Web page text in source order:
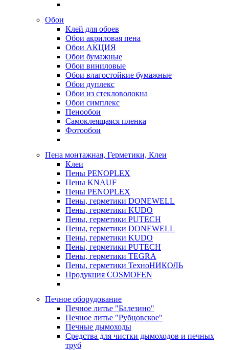
Обои
Клей для обоев
Обои акриловая пена
Обои АКЦИЯ
Обои бумажные
Обои виниловые
Обои влагостойкие бумажные
Обои дуплекс
Обои из стекловолокна
Обои симплекс
Пенообои
Самоклеящаяся пленка
Фотообои
Пена монтажная, Герметики, Клеи
Клеи
Пены PENOPLEX
Пены KNAUF
Пены PENOPLEX
Пены, герметики DONEWELL
Пены, герметики KUDO
Пены, герметики PUTECH
Пены, герметики DONEWELL
Пены, герметики KUDO
Пены, герметики PUTECH
Пены, герметики TEGRA
Пены, герметики ТехноНИКОЛЬ
Продукция COSMOFEN
Печное оборудование
Печное литье "Балезино"
Печное литье "Рубцовское"
Печные дымоходы
Средства для чистки дымоходов и печных
труб